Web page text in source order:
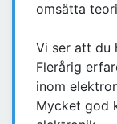
omsätta
Vi ser att du
Flerårig
inom
Mycket god